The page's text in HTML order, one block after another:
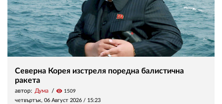
Северна Корея изстреля поредна балистична
ракета
автор: Дума visibility 1509
четвъртък, 06 Август 2026 / 15:23